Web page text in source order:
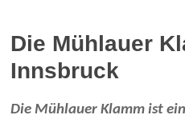
Die Mühlauer
Innsbruck
Die Mühlauer Klamm ist